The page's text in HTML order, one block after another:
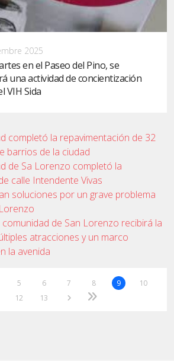
2025
en el Paseo del Pino, se
una actividad de concientización
VIH Sida
completó la repavimentación de 32
barrios de la ciudad
de Sa Lorenzo completó la
calle Intendente Vivas
soluciones por un grave problema
comunidad de San Lorenzo recibirá la
atracciones y un marco
la avenida
5 6 7 8 9
10
12 13